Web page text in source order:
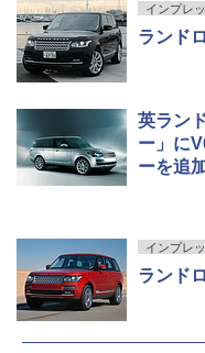
インプレ
ランド
英ラン
ー」に
ーを追
インプレ
ランド